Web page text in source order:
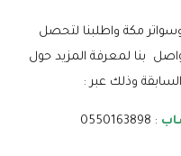
مكة واطلبنا لتحصل
، يمكنك التواصل بنا لمعرفة المزيد حول
السابقة وذلك عبر :
: 0550163898